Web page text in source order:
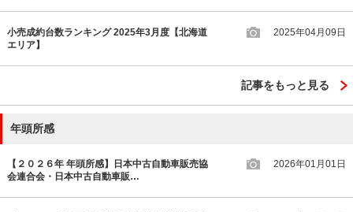
小売成約台数ランキング 2025年3月度【北海道
エリア】
2025年04月09日
記事をもっと見る
年頭所感
【２０２６年 年頭所感】日本中古自動車販売協
会連合会・日本中古自動車販…
2026年01月01日